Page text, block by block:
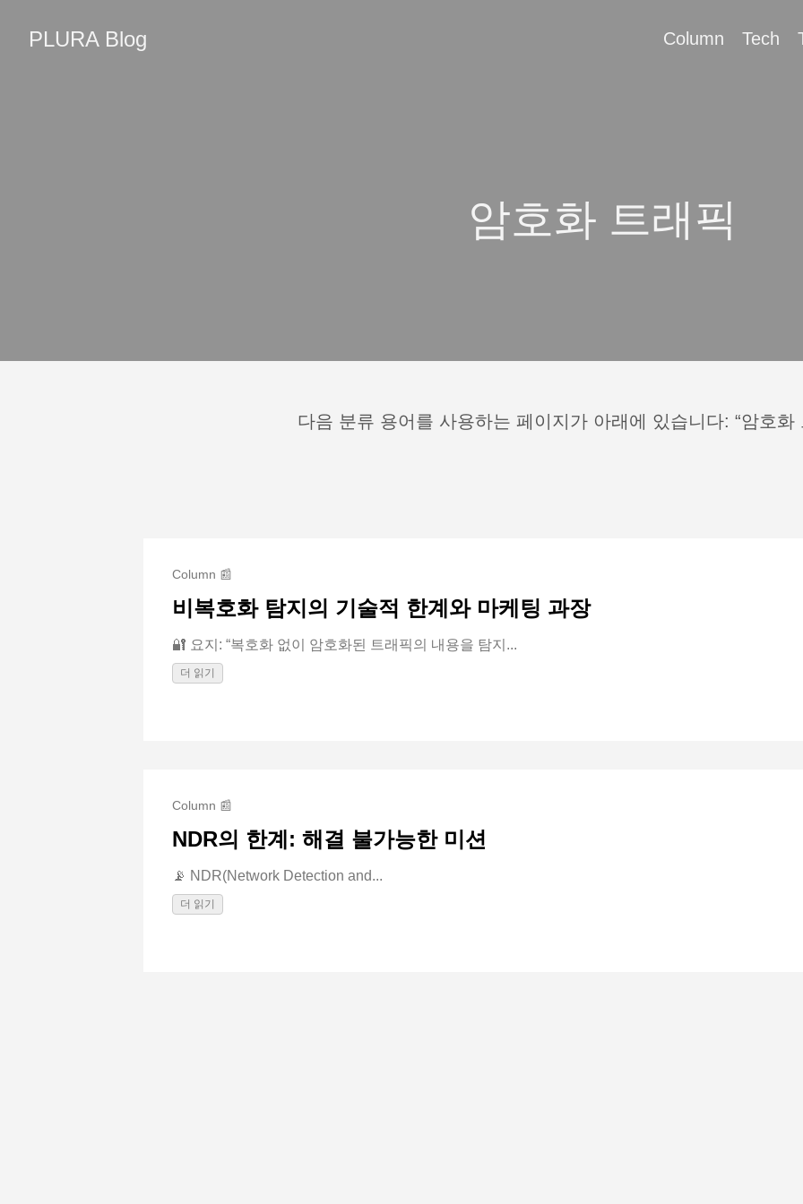
PLURA Blog Column Tech
암호화 트래픽
다음 분류 용어를 사용하는 페이지가 아래에 있습니다: “암호화
Column 📰
비복호화 탐지의 기술적 한계와 마케팅 과장
🔐 요지: “복호화 없이 암호화된 트래픽의 내용을 탐지...
더 읽기
Column 📰
NDR의 한계: 해결 불가능한 미션
📡 NDR(Network Detection and...
더 읽기